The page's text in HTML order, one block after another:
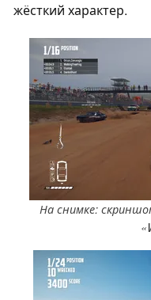
жёсткий характер.
На снимке: